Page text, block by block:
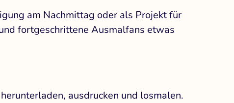
am Nachmittag oder als Projekt für
fortgeschrittene Ausmalfans etwas
ausdrucken und losmalen.